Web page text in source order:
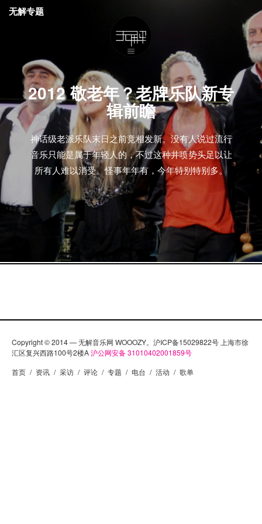
2012 敬老年？老牌乐队新专
辑前瞻
神话级老派乐队末日之前竞相发新。没有人说过流行
音乐只能是属于年轻人的，不过这种井喷势头足以让
所有人难以消受。怪事年年有，今年特别特别多。
无解专题
Copyright © 2014 — 无解音乐网 WOOOZY。沪ICP备15029822号 上海市徐
汇区复兴西路100号2楼A沪公网安备 31010402001859号
首页 / 资讯 / 采访 / 评论 / 专题 / 电台 / 活动 / 歌单